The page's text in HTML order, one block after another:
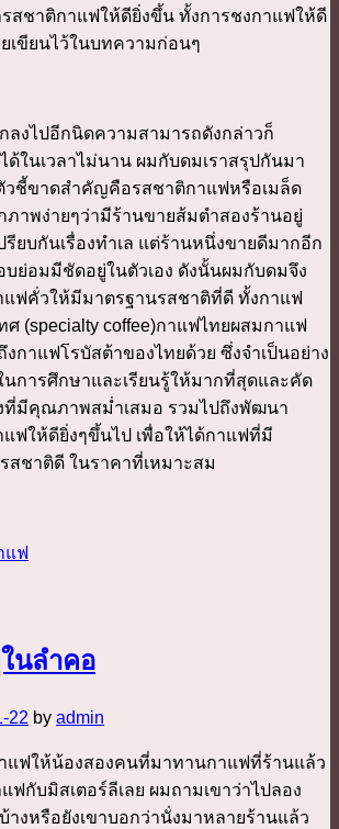
สชาติกาแฟให้ดียิ่งขึ้น ทั้งการชงกาแฟให้ดี
เขียนไว้ในบทความก่อนๆ
ลงไปอีกนิดความสามารถดังกล่าวก็
ในเวลาไม่นาน ผมกับดมเราสรุปกันมา
วชี้ขาดสำคัญคือรสชาติกาแฟหรือเมล็ด
ภาพง่ายๆว่ามีร้านขายส้มตำสองร้านอยู่
รียบกันเรื่องทำเล แต่ร้านหนึ่งขายดีมากอีก
ย่อมมีชัดอยู่ในตัวเอง ดังนั้นผมกับดมจึง
แฟคั่วให้มีมาตรฐานรสชาติที่ดี ทั้งกาแฟ
ศ (specialty coffee)กาแฟไทยผสมกาแฟ
งกาแฟโรบัสต้าของไทยด้วย ซึ่งจำเป็นอย่าง
นการศึกษาและเรียนรู้ให้มากที่สุดและคัด
ที่มีคุณภาพสม่ำเสมอ รวมไปถึงพัฒนา
ฟให้ดียิ่งๆขึ้นไป เพื่อให้ได้กาแฟที่มี
สชาติดี ในราคาที่เหมาะสม
แฟ
นลำคอ
22 by admin
แฟให้น้องสองคนที่มาทานกาแฟที่ร้านแล้ว
ฟกับมิสเตอร์ลีเลย ผมถามเขาว่าไปลอง
งหรือยังเขาบอกว่านั่งมาหลายร้านแล้ว